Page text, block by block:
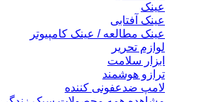
عینک
عینک آفتابی
عینک مطالعه / عینک کامپیوتر
لوازم تحریر
ابزار سلامت
ترازو هوشمند
لامپ ضدعفونی کننده